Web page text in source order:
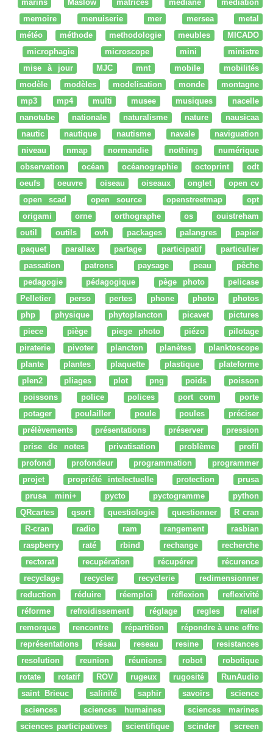
marins
Maslow matrices mediane
mediation
memoire
menuiserie mer mersea
metal
météo
méthode methodologie meubles
MICADO
microphagie
microscope mini
ministre
mise à jour
MJC mnt mobile
mobilités
modèle
modèles modelisation monde
montagne
mp3
mp4 multi musee musiques
nacelle
nanotube
nationale naturalisme nature
nausicaa
nautic
nautique nautisme navale
naviguation
niveau
nmap normandie nothing
numérique
observation
océan océanographie octoprint
odt
oeufs
oeuvre oiseau oiseaux onglet
open cv
open scad
open source openstreetmap
opt
origami
orne orthographe os
ouistreham
outil
outils ovh packages palangres
papier
paquet
parallax partage participatif
particulier
passation
patrons paysage peau
pêche
pedagogie
pédagogique pège photo
pelicase
Pelletier
perso pertes phone photo
photos
php
physique phytoplancton picavet
pictures
piece
piège piege photo piézo
pilotage
piraterie
pivoter plancton planètes
planktoscope
plante
plantes plaquette plastique
plateforme
plen2
pliages plot png poids
poisson
poissons
police polices port com
porte
potager
poulailler poule poules
préciser
prélèvements
présentations préserver
pression
prise de notes
privatisation problème
profil
profond
profondeur programmation
programmer
projet
propriété intelectuelle protection
prusa
prusa mini+
pycto pyctogramme
python
QRcartes
qsort questiologie questionner
R cran
R-cran
radio ram rangement
rasbian
raspberry
raté rbind rechange
recherche
rectorat
recupération récupérer
récurence
recyclage
recycler recyclerie
redimensionner
reduction
réduire réemploi réflexion
reflexivité
réforme
refroidissement réglage regles
relief
remorque
rencontre répartition
répondre à une offre
représentations
résau reseau resine
resistances
resolution
reunion réunions robot
robotique
rotate
rotatif ROV rugeux rugosité
RunAudio
saint Brieuc
salinité saphir savoirs
science
sciences
sciences humaines
sciences marines
sciences participatives
scientifique scinder
screen